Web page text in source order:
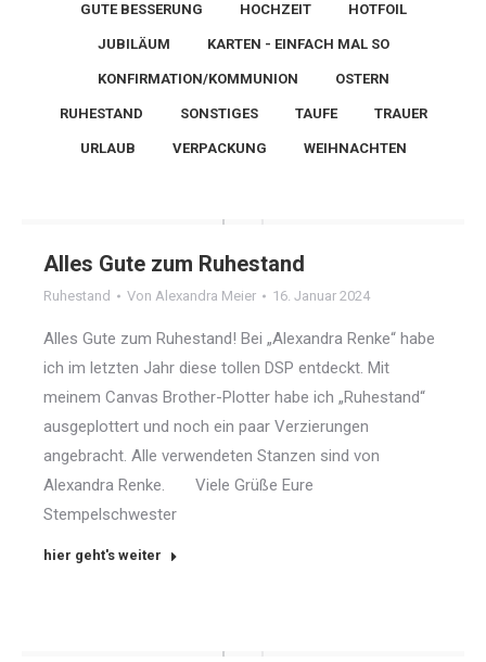
GUTE BESSERUNG HOCHZEIT HOTFOIL
JUBILÄUM KARTEN - EINFACH MAL SO
KONFIRMATION/KOMMUNION OSTERN
RUHESTAND SONSTIGES TAUFE TRAUER
URLAUB VERPACKUNG WEIHNACHTEN
Alles Gute zum Ruhestand
Ruhestand Von Alexandra Meier 16. Januar 2024
Alles Gute zum Ruhestand! Bei „Alexandra Renke“ habe
ich im letzten Jahr diese tollen DSP entdeckt. Mit
meinem Canvas Brother-Plotter habe ich „Ruhestand“
ausgeplottert und noch ein paar Verzierungen
angebracht. Alle verwendeten Stanzen sind von
Alexandra Renke. Viele Grüße Eure
Stempelschwester
hier geht's weiter